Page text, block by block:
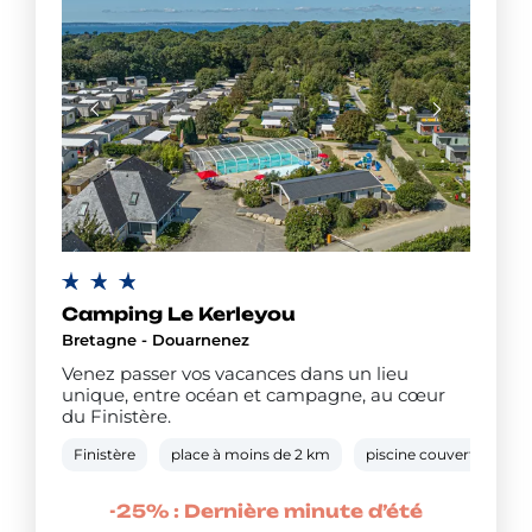
Camping Le Kerleyou
Bretagne - Douarnenez
Venez passer vos vacances dans un lieu
unique, entre océan et campagne, au cœur
du Finistère.
Finistère place à moins de 2 km piscine couverte
-25% : Dernière minute d’été